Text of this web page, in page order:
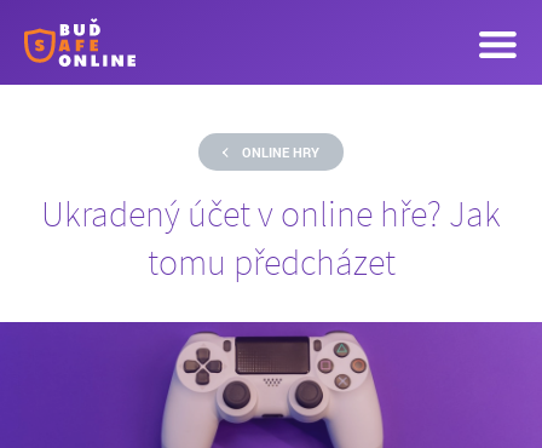
ONLINE HRY
Ukradený účet v online hře? Jak
tomu předcházet